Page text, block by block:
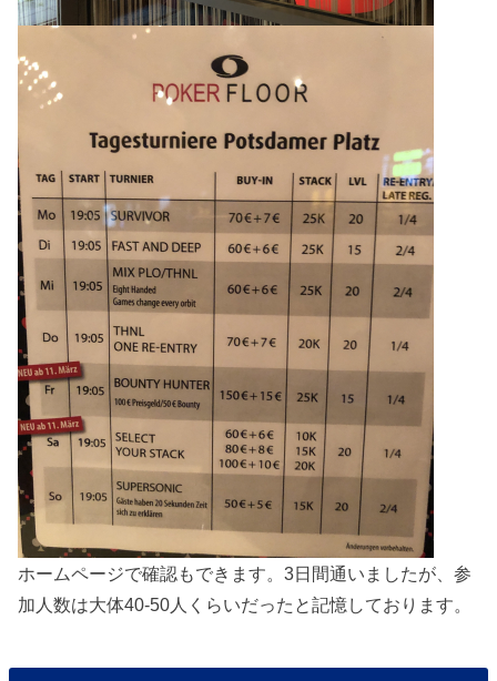
ホームページで確認もできます。3日間通いましたが、参
加人数は大体40-50人くらいだったと記憶しております。